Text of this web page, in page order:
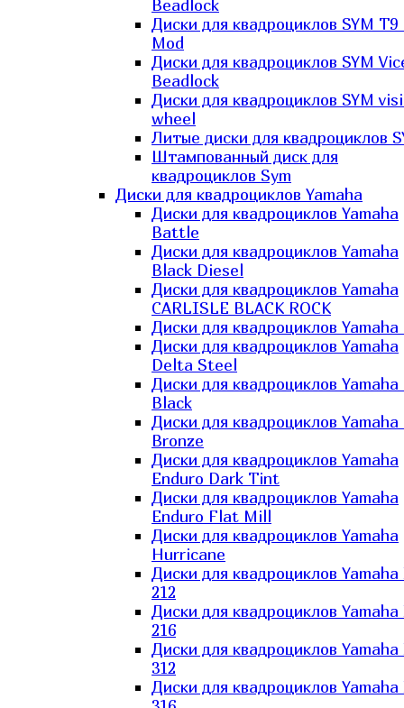
Beadlock
Диски для квадроциклов SYM T9
Mod
Диски для квадроциклов SYM
Beadlock
Диски для квадроциклов SYM
wheel
Литые диски для квадроциклов
Штампованный диск для
квадроциклов Sym
Диски для квадроциклов Yamaha
Диски для квадроциклов Yamaha
Battle
Диски для квадроциклов Yamaha
Black Diesel
Диски для квадроциклов Yamaha
CARLISLE BLACK ROCK
Диски для квадроциклов Yamaha
Диски для квадроциклов Yamaha
Delta Steel
Диски для квадроциклов
Black
Диски для квадроциклов
Bronze
Диски для квадроциклов Yamaha
Enduro Dark Tint
Диски для квадроциклов Yamaha
Enduro Flat Mill
Диски для квадроциклов Yamaha
Hurricane
Диски для квадроциклов
212
Диски для квадроциклов
216
Диски для квадроциклов
312
Диски для квадроциклов